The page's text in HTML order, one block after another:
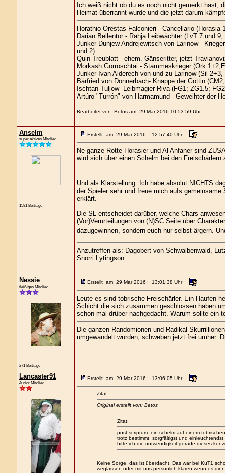
Ich weiß nicht ob du es noch nicht gemerkt hast,
Heimat überrannt wurde und die jetzt darum
Horathio Orestas Falconieri - Cancellario (Horasia
Darian Bellentor - Rahja Leibwächter (LvT 7 und
Junker Dunjew Andrejewitsch von Larinow -
und 2)
Quin Treublatt - ehem. Gänseritter, jetzt
Morkash Gorroschtai - Stammeskrieger (Ork
Junker Ivan Alderech von und zu Larinow (Sil 2+3,
Bärfried von Donnerbach- Knappe der Göttin
Ischtan Tuljow- Leibmagier Riva (FG1; ZG1.5;
Artúro "Turrón" von Harmamund - Geweihter der
Bearbeitet von: Betos am: 29 Mar 2016 10:53:59 Uhr
Anselm
super aktives Mitglied
1581 Beiträge
Erstellt am: 29 Mar 2016 : 12:57:40 Uhr
Ne ganze Rotte Horasier und Al Anfaner sind
wird sich über einen Schelm bei den
Und als Klarstellung: Ich habe absolut NICHTS
der Spieler sehr und freue mich aufs
erklärt.
Die SL entscheidet darüber, welche Chars
(Vor)Verurteilungen von (N)SC Seite über
dazugewinnen, sondern euch nur selbst ärgern.
Anzutreffen als: Dagobert von Schwalbenwald,
Snorri Lytingson
Nessie
fleißiges Mitglied
271 Beiträge
Erstellt am: 29 Mar 2016 : 13:01:38 Uhr
Leute es sind tobrische Freischärler. Ein Haufen
Schicht die sich zusammen geschlossen haben
schon mal drüber nachgedacht. Warum sollte ein
Die ganzen Randomionen und Radikal-
umgewandelt wurden, schweben jetzt frei umher.
Lancaster91
Junior Mitglied
Erstellt am: 29 Mar 2016 : 13:06:05 Uhr
Zitat:
Original erstellt von: Betos
Zitat:
post scriptum: ein schelm auf einem
trotz bestimmt, sorgfältigst und
bitte ich die notwendigkeit gerade dieses
Keine Sorge, das ist überdacht. Das war bei KuT1
weglassen oder mit uns persönlich klären wenn es dir